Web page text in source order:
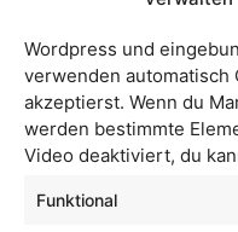
Wordpress und
verwenden automatisch
akzeptierst. Wenn du
werden bestimmte
Video deaktiviert, du
Funktional
Maismehl